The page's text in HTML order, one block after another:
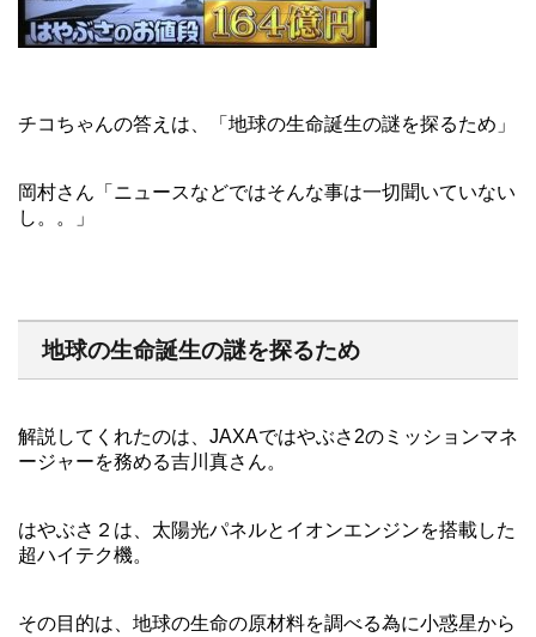
チコちゃんの答えは、「地球の生命誕生の謎を探るため」
岡村さん「ニュースなどではそんな事は一切聞いていない
し。。」
地球の生命誕生の謎を探るため
解説してくれたのは、JAXAではやぶさ2のミッションマネ
ージャーを務める吉川真さん。
はやぶさ２は、太陽光パネルとイオンエンジンを搭載した
超ハイテク機。
その目的は、地球の生命の原材料を調べる為に小惑星から